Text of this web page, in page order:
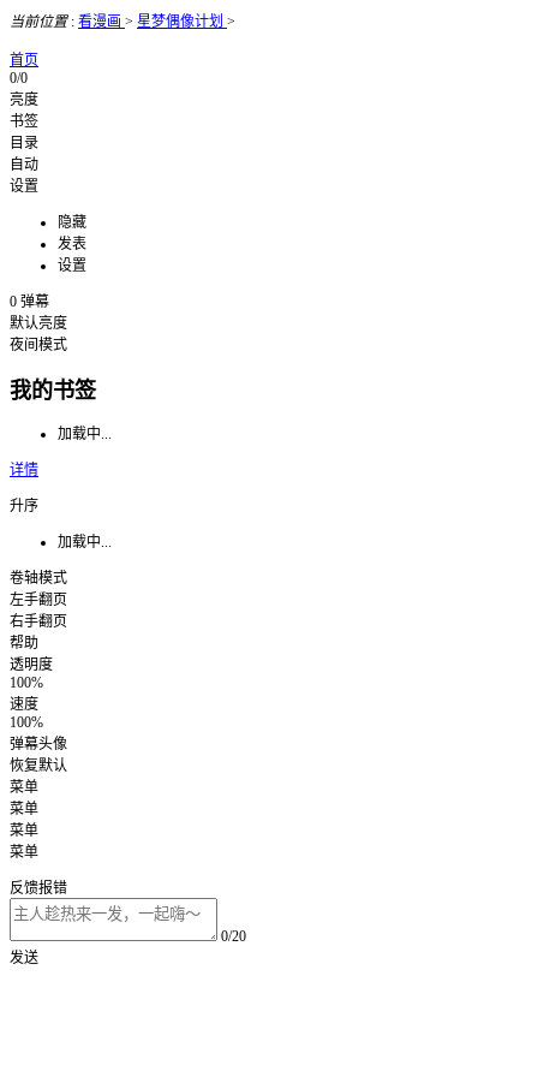
当前位置: 看漫画 > 星梦偶像计划 >
首页
0/0
亮度
书签
目录
自动
设置
隐藏
发表
设置
0 弹幕
默认亮度
夜间模式
我的书签
加载中...
详情
升序
加载中...
卷轴模式
左手翻页
右手翻页
帮助
透明度
100%
速度
100%
弹幕头像
恢复默认
菜单
菜单
菜单
菜单
反馈报错
0/20
发送